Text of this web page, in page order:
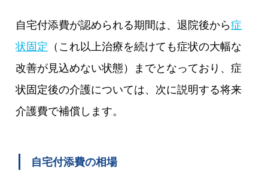
自宅付添費が認められる期間は、退院後から症
状固定
（これ以上治療を続けても症状の大幅な
改善が見込めない状態）までとなっており、症
状固定後の介護については、次に説明する将来
介護費で補償します。
自宅付添費の相場